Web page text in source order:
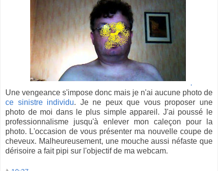
.
Une vengeance s'impose donc mais je n'ai aucune photo de
ce sinistre individu. Je ne peux que vous proposer une
photo de moi dans le plus simple appareil. J'ai poussé le
professionnalisme jusqu'à enlever mon caleçon pour la
photo. L'occasion de vous présenter ma nouvelle coupe de
cheveux. Malheureusement, une mouche aussi néfaste que
dérisoire a fait pipi sur l'objectif de ma webcam.